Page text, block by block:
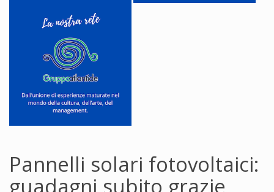
Pannelli solari fotovoltaici:
guadagni subito grazie